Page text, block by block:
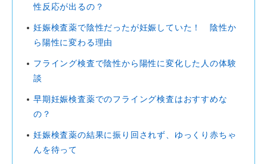
性反応が出るの？
妊娠検査薬で陰性だったが妊娠していた！ 陰性か
ら陽性に変わる理由
フライング検査で陰性から陽性に変化した人の体験
談
早期妊娠検査薬でのフライング検査はおすすめな
の？
妊娠検査薬の結果に振り回されず、ゆっくり赤ちゃ
んを待って